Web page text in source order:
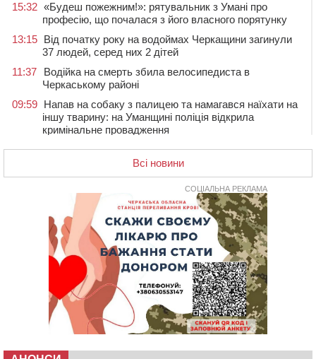
15:32 «Будеш пожежним!»: рятувальник з Умані про
професію, що почалася з його власного порятунку
13:15 Від початку року на водоймах Черкащини загинули
37 людей, серед них 2 дітей
11:37
Водійка на смерть збила велосипедиста в
Черкаському районі
09:59 Напав на собаку з палицею та намагався наїхати на
іншу тварину: на Уманщині поліція відкрила
кримінальне провадження
08:44 Безкоштовне харчування, укриття та STEM: Черкаси
готують освітню галузь до нового навчального року
Черкаські вершники здобули нагороди української
першості
На Уманщині експосадовицю відділу освіти
судитимуть через завдані бюджету збитки
У Єрках прощатимуться з полеглим на Курщині
стрільцем ДШВ
Апеляційний суд підтвердив стягнення майже 250
тис. грн шкоди за незаконний вилов риби
комендантської години та 10 нетверезих водіїв
Всі новини
СОЦІАЛЬНА РЕКЛАМА